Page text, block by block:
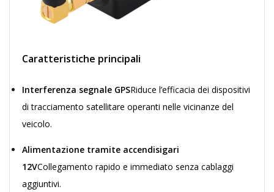
Caratteristiche principali
Interferenza segnale GPSRiduce l’efficacia dei dispositivi
di tracciamento satellitare operanti nelle vicinanze del
veicolo.
Alimentazione tramite accendisigari
12VCollegamento rapido e immediato senza cablaggi
aggiuntivi.